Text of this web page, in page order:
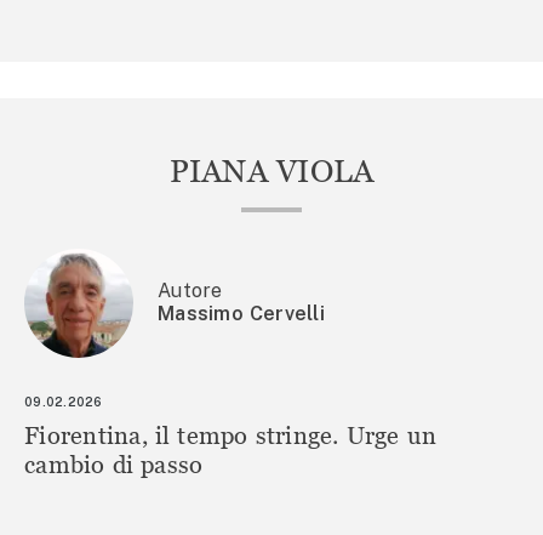
PIANA VIOLA
Autore
Massimo Cervelli
09.02.2026
Fiorentina, il tempo stringe. Urge un
cambio di passo